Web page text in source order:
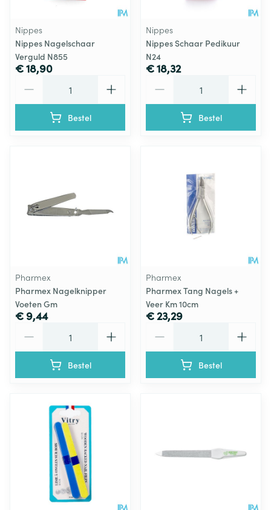
Nippes
Nippes Nagelschaar
Verguld N855
€ 18,90
Bestel
Nippes
Nippes Schaar Pedikuur
N24
€ 18,32
Bestel
Pharmex
Pharmex Nagelknipper
Voeten Gm
€ 9,44
Bestel
Pharmex
Pharmex Tang Nagels +
Veer Km 10cm
€ 23,29
Bestel